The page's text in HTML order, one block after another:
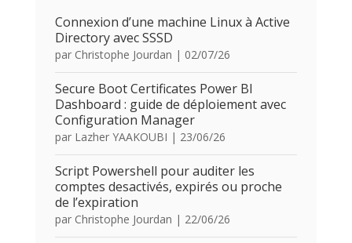
Connexion d’une machine Linux à Active
Directory avec SSSD
par Christophe Jourdan | 02/07/26
Secure Boot Certificates Power BI
Dashboard : guide de déploiement avec
Configuration Manager
par Lazher YAAKOUBI | 23/06/26
Script Powershell pour auditer les
comptes desactivés, expirés ou proche
de l’expiration
par Christophe Jourdan | 22/06/26